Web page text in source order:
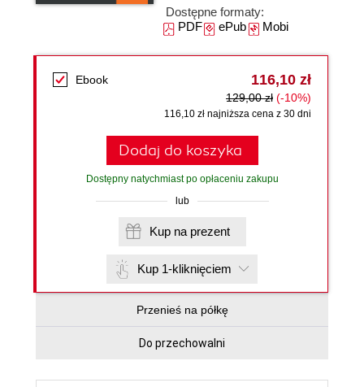
Dostępne formaty:
PDFePubMobi
Ebook 116,10 zł
129,00 zł (-10%)
116,10 zł najniższa cena z 30 dni
Dodaj do koszyka
Dostępny natychmiast po opłaceniu zakupu
lub
Kup na prezent
Kup 1-kliknięciem
Przenieś na półkę
Do przechowalni